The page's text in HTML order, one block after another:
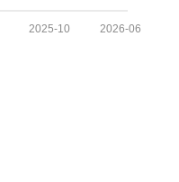
2026-06
2025-10